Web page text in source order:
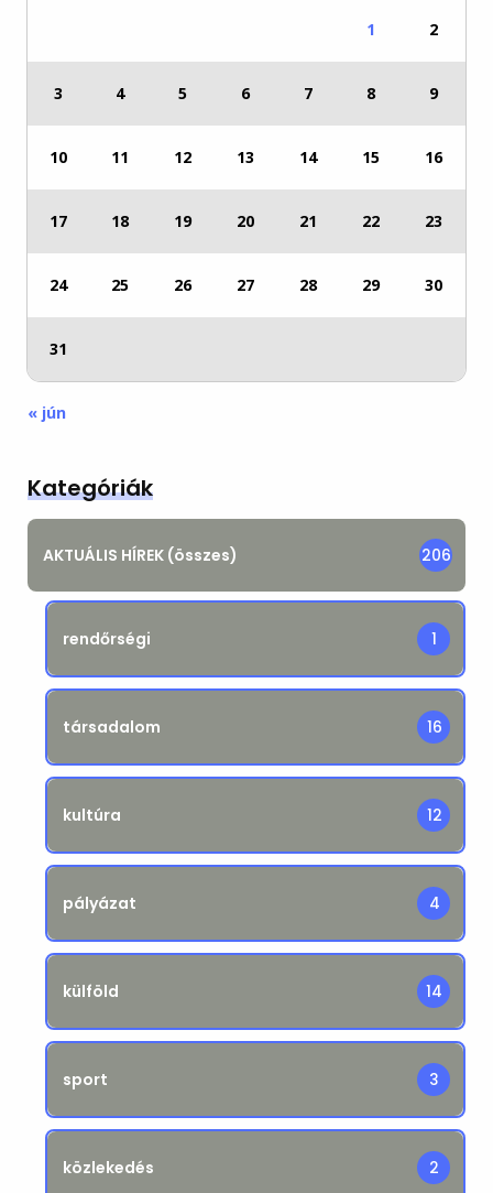
1 2
3 4 5 6 7 8 9
10 11 12 13 14 15 16
17 18 19 20 21 22 23
24 25 26 27 28 29 30
31
« jún
Kategóriák
AKTUÁLIS HÍREK (összes) 206
rendőrségi 1
társadalom 16
kultúra 12
pályázat 4
külföld 14
sport 3
közlekedés 2